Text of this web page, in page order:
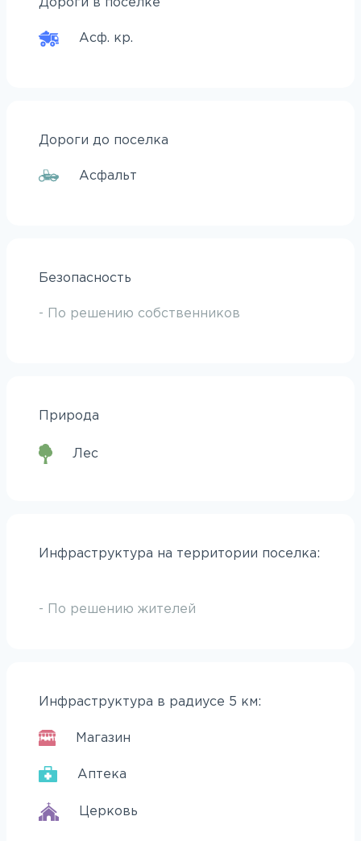
Дороги в поселке
Асф. кр.
Дороги до поселка
Асфальт
Безопасность
- По решению собственников
Природа
Лес
Инфраструктура на территории поселка:
- По решению жителей
Инфраструктура в радиусе 5 км:
Магазин
Аптека
Церковь